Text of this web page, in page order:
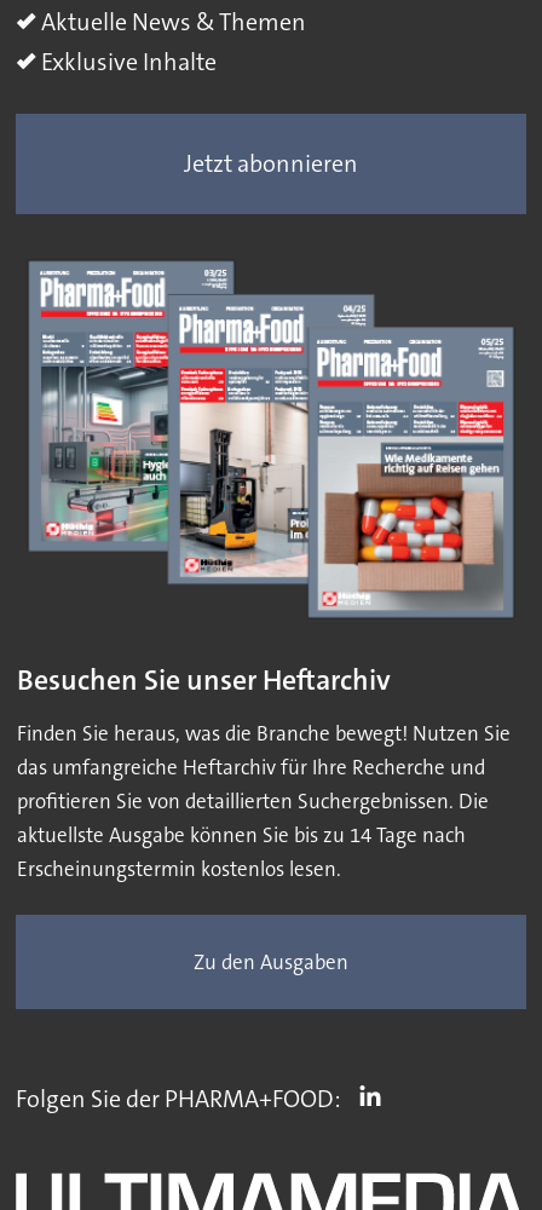
Aktuelle News & Themen
Exklusive Inhalte
Jetzt abonnieren
Besuchen Sie unser Heftarchiv
Finden Sie heraus, was die Branche bewegt! Nutzen Sie
das umfangreiche Heftarchiv für Ihre Recherche und
profitieren Sie von detaillierten Suchergebnissen. Die
aktuellste Ausgabe können Sie bis zu 14 Tage nach
Erscheinungstermin kostenlos lesen.
Zu den Ausgaben
Folgen Sie der PHARMA+FOOD: